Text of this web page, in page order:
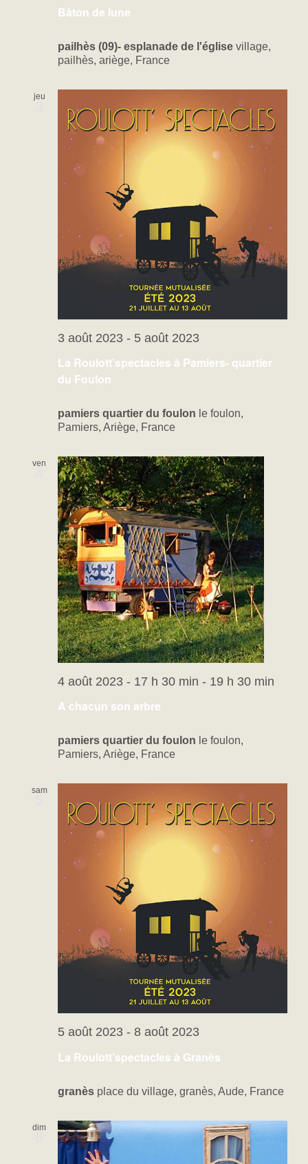
Bâton de lune
pailhès (09)- esplanade de l'église village,
pailhès, ariège, France
jeu
La Roulott’spectacles à Pamiers- quartier
du Foulon
3 août 2023 - 5 août 2023
pamiers quartier du foulon le foulon,
Pamiers, Ariège, France
ven
A chacun son arbre
4 août 2023 - 17 h 30 min - 19 h 30 min
pamiers quartier du foulon le foulon,
Pamiers, Ariège, France
sam
La Roulott’spectacles à Granès
5 août 2023 - 8 août 2023
granès place du village, granès, Aude, France
dim